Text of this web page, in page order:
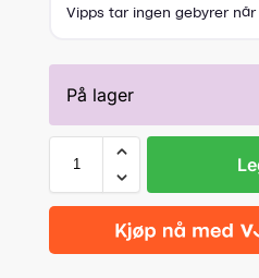
På lager